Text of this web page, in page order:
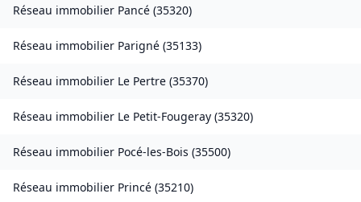
Réseau immobilier Pancé (35320)
Réseau immobilier Parigné (35133)
Réseau immobilier Le Pertre (35370)
Réseau immobilier Le Petit-Fougeray (35320)
Réseau immobilier Pocé-les-Bois (35500)
Réseau immobilier Princé (35210)